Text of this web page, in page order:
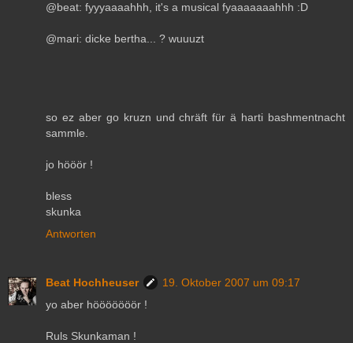
@beat: fyyyaaaahhh, it's a musical fyaaaaaaahhh :D
@mari: dicke bertha... ? wuuuzt
so ez aber go kruzn und chräft für ä harti bashmentnacht
sammle.
jo hööör !
bless
skunka
Antworten
Beat Hochheuser
19. Oktober 2007 um 09:17
yo aber hööööööör !
Ruls Skunkaman !